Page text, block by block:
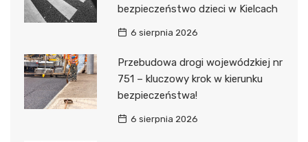
bezpieczeństwo dzieci w Kielcach
6 sierpnia 2026
Przebudowa drogi wojewódzkiej nr
751 – kluczowy krok w kierunku
bezpieczeństwa!
6 sierpnia 2026